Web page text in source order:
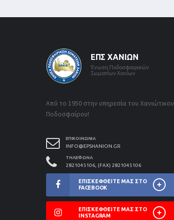
ΕΠΣ ΧΑΝΊΩΝ
Ένωση Ποδοσφαιρικών
Σωματίων Χανίων
Από το 1950 στην υπηρεσία του Χανιώτικου
Ποδοσφαίρου!
ΕΠΙΚΟΙΝΩΝΊΑ
INFO@EPSHANION.GR
ΤΗΛΈΦΩΝΑ
2821045106, (FAX) 2821045106
ΕΠΙΣΚΕΦΘΕΊΤΕ ΜΑΣ ΣΤΟ
FACEBOOK
ΕΠΙΣΚΕΦΘΕΊΤΕ ΜΑΣ ΣΤΟ
INSTAGRAM